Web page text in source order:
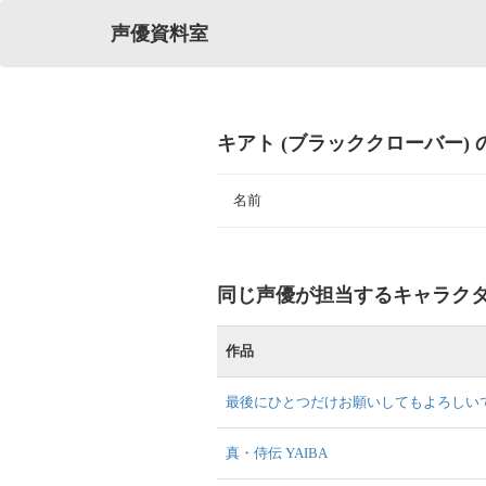
声優資料室
キアト (ブラッククローバー)
名前
同じ声優が担当するキャラク
作品
最後にひとつだけお願いしてもよろしい
真・侍伝 YAIBA